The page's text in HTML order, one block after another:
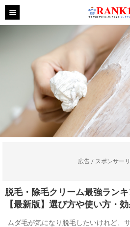
広告 / スポンサー
脱毛・除毛クリーム最強ラン
【最新版】選び方や使い方・
ムダ毛が気になり脱毛したいけれど、